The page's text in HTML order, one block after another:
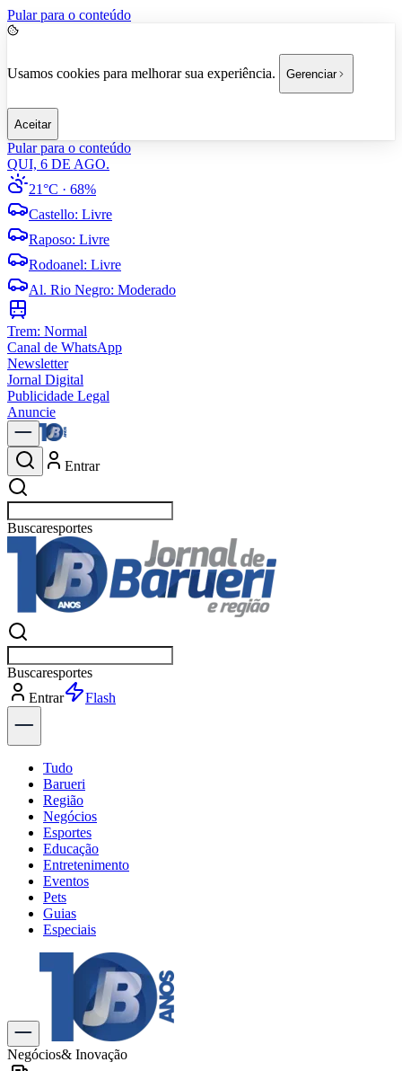
Pular para o conteúdo
Usamos cookies para melhorar sua experiência. Gerenciar
Aceitar
Pular para o conteúdo
QUI, 6 DE AGO.
21°C · 68%
Castello: Livre
Raposo: Livre
Rodoanel: Livre
Al. Rio Negro: Moderado
Trem: Normal
Canal de WhatsApp
Newsletter
Jornal Digital
Publicidade Legal
Anuncie
Entrar
Buscarpolítica
Buscarpolítica
Entrar
Explorar
Tudo
Barueri
Região
Negócios
Esportes
Educação
Entretenimento
Eventos
Pets
Guias
Especiais
Explore Tudo
Últimas Notícias
Previsão do Tempo
Trânsito e Rotas
Dia a Dia & Lazer
Negócios& Inovação